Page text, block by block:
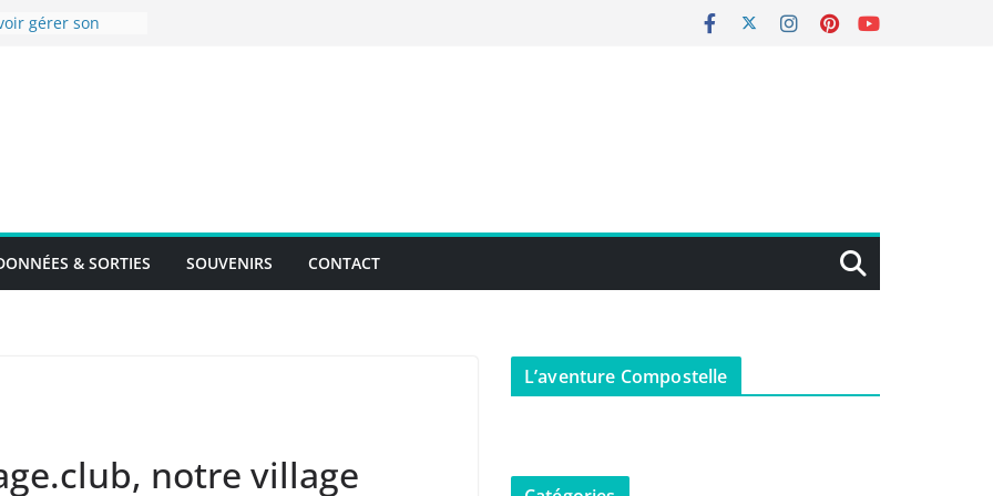
gérer son
sur la Via
de
souhaite une
2024 !
& SORTIES SOUVENIRS CONTACT
notre village
L’aventure Compostelle